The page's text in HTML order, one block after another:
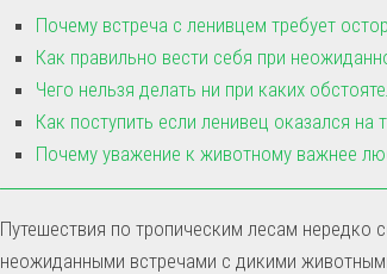
Почему встреча с ленивцем требует
Как правильно вести себя при
Чего нельзя делать ни при каких
Как поступить если ленивец оказался на
Почему уважение к животному важнее
Путешествия по тропическим лесам нередко
неожиданными встречами с дикими